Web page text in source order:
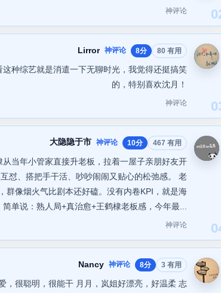
神评论
Lirror 神评论 8分 80 有用
种综艺就是消遣一下无聊时光，我觉得还挺搞笑
的，特别喜欢沈月！
神评论
大隐隐于市 神评论 10分 467 有用
当年小管家直接升老板，拉着一屋子亲朋好友开
怼、搭把手干活、吵吵闹闹又贴心的松弛感。 老
群像烟火气比剧本还好磕。没有内卷KPI，就是海
单说：熟人局+真治愈+王鹤棣老板感，今年最...
神评论
Nancy 神评论 8分 3 有用
，很聪明，很能干 月月，岚姐好漂亮，好温柔 志